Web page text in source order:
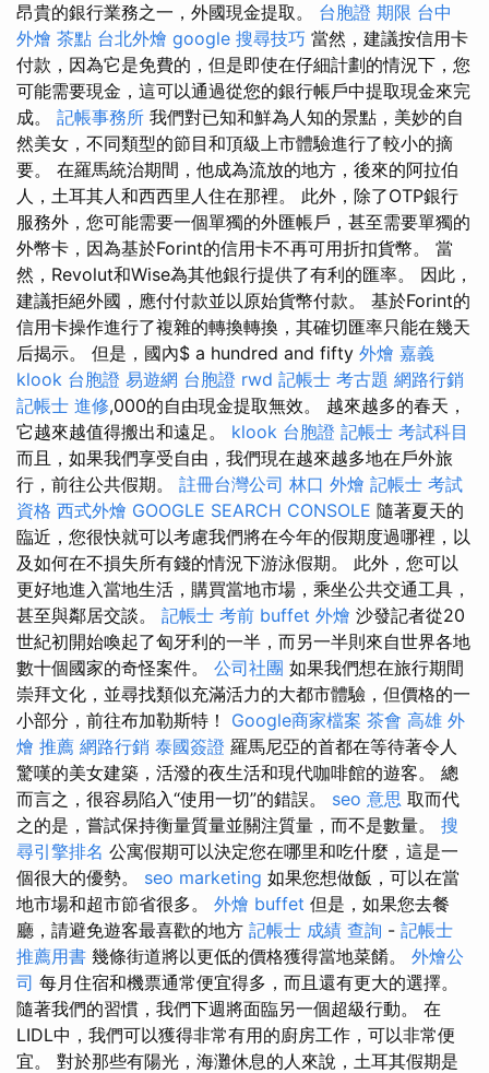
昂貴的銀行業務之一，外國現金提取。 台胞證 期限 台中
外燴 茶點 台北外燴 google 搜尋技巧 當然，建議按信用卡
付款，因為它是免費的，但是即使在仔細計劃的情況下，您
可能需要現金，這可以通過從您的銀行帳戶中提取現金來完
成。 記帳事務所 我們對已知和鮮為人知的景點，美妙的自
然美女，不同類型的節目和頂級上市體驗進行了較小的摘
要。 在羅馬統治期間，他成為流放的地方，後來的阿拉伯
人，土耳其人和西西里人住在那裡。 此外，除了OTP銀行
服務外，您可能需要一個單獨的外匯帳戶，甚至需要單獨的
外幣卡，因為基於Forint的信用卡不再可用折扣貨幣。 當
然，Revolut和Wise為其他銀行提供了有利的匯率。 因此，
建議拒絕外國，應付付款並以原始貨幣付款。 基於Forint的
信用卡操作進行了複雜的轉換轉換，其確切匯率只能在幾天
后揭示。 但是，國內$ a hundred and fifty 外燴 嘉義
klook 台胞證 易遊網 台胞證 rwd 記帳士 考古題 網路行銷
記帳士 進修,000的自由現金提取無效。 越來越多的春天，
它越來越值得搬出和遠足。 klook 台胞證 記帳士 考試科目
而且，如果我們享受自由，我們現在越來越多地在戶外旅
行，前往公共假期。 註冊台灣公司 林口 外燴 記帳士 考試
資格 西式外燴 GOOGLE SEARCH CONSOLE 隨著夏天的
臨近，您很快就可以考慮我們將在今年的假期度過哪裡，以
及如何在不損失所有錢的情況下游泳假期。 此外，您可以
更好地進入當地生活，購買當地市場，乘坐公共交通工具，
甚至與鄰居交談。 記帳士 考前 buffet 外燴 沙發記者從20
世紀初開始喚起了匈牙利的一半，而另一半則來自世界各地
數十個國家的奇怪案件。 公司社團 如果我們想在旅行期間
崇拜文化，並尋找類似充滿活力的大都市體驗，但價格的一
小部分，前往布加勒斯特！ Google商家檔案 茶會 高雄 外
燴 推薦 網路行銷 泰國簽證 羅馬尼亞的首都在等待著令人
驚嘆的美女建築，活潑的夜生活和現代咖啡館的遊客。 總
而言之，很容易陷入“使用一切”的錯誤。 seo 意思 取而代
之的是，嘗試保持衡量質量並關注質量，而不是數量。 搜
尋引擎排名 公寓假期可以決定您在哪里和吃什麼，這是一
個很大的優勢。 seo marketing 如果您想做飯，可以在當
地市場和超市節省很多。 外燴 buffet 但是，如果您去餐
廳，請避免遊客最喜歡的地方 記帳士 成績 查詢 - 記帳士
推薦用書 幾條街道將以更低的價格獲得當地菜餚。 外燴公
司 每月住宿和機票通常便宜得多，而且還有更大的選擇。
隨著我們的習慣，我們下週將面臨另一個超級行動。 在
LIDL中，我們可以獲得非常有用的廚房工作，可以非常便
宜。 對於那些有陽光，海灘休息的人來說，土耳其假期是